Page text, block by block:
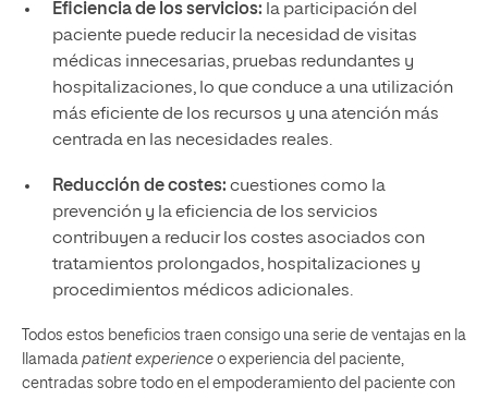
Eficiencia de los servicios: la participación del
paciente puede reducir la necesidad de visitas
médicas innecesarias, pruebas redundantes y
hospitalizaciones, lo que conduce a una utilización
más eficiente de los recursos y una atención más
centrada en las necesidades reales.
Reducción de costes: cuestiones como la
prevención y la eficiencia de los servicios
contribuyen a reducir los costes asociados con
tratamientos prolongados, hospitalizaciones y
procedimientos médicos adicionales.
Todos estos beneficios traen consigo una serie de ventajas en la
llamada patient experience o experiencia del paciente,
centradas sobre todo en el empoderamiento del paciente con